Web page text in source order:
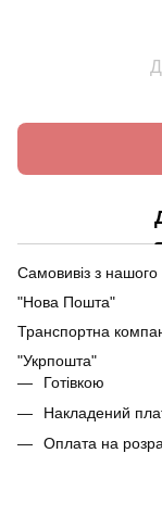
Самовивіз з
"Нова Пошта"
Транспортна
"Укрпошта"
Готівкою
Накладений
Оплата на